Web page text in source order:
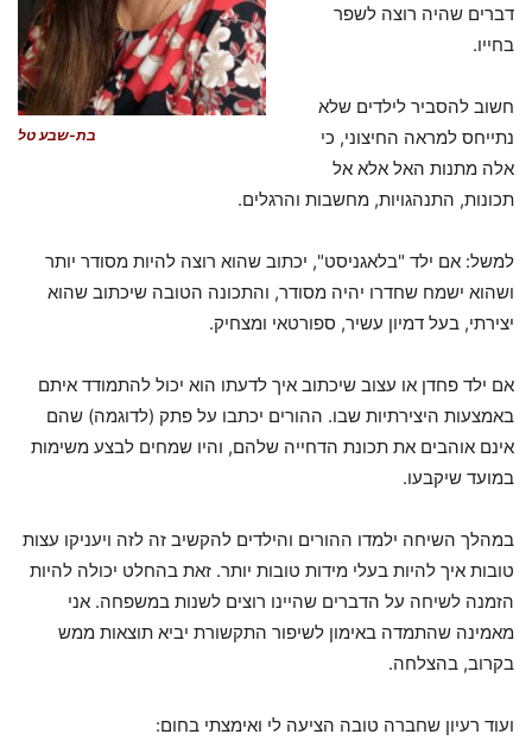
בת-שבע טל
דברים שהיה רוצה לשפר
בחייו.
חשוב להסביר לילדים שלא
נתייחס למראה החיצוני, כי
אלה מתנות האל אלא אל
תכונות, התנהגויות, מחשבות והרגלים.
למשל: אם ילד "בלאגניסט", יכתוב שהוא רוצה להיות מסודר יותר
ושהוא ישמח שחדרו יהיה מסודר, והתכונה הטובה שיכתוב שהוא
יצירתי, בעל דמיון עשיר, ספורטאי ומצחיק.
אם ילד פחדן או עצוב שיכתוב איך לדעתו הוא יכול להתמודד איתם
באמצעות היצירתיות שבו. ההורים יכתבו על פתק (לדוגמה) שהם
אינם אוהבים את תכונת הדחייה שלהם, והיו שמחים לבצע משימות
במועד שיקבעו.
במהלך השיחה ילמדו ההורים והילדים להקשיב זה לזה ויעניקו עצות
טובות איך להיות בעלי מידות טובות יותר. זאת בהחלט יכולה להיות
הזמנה לשיחה על הדברים שהיינו רוצים לשנות במשפחה. אני
מאמינה שהתמדה באימון לשיפור התקשורת יביא תוצאות ממש
בקרוב, בהצלחה.
ועוד רעיון שחברה טובה הציעה לי ואימצתי בחום: